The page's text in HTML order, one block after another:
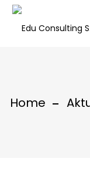
Home